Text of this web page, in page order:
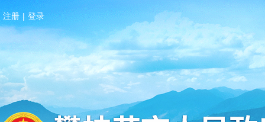
注册 | 登录